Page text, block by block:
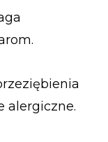
alergiczne.